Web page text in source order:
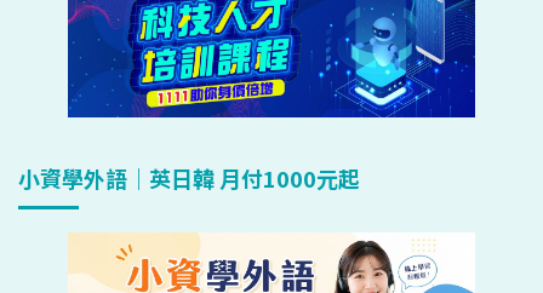
小資學外語｜英日韓 月付1000元起